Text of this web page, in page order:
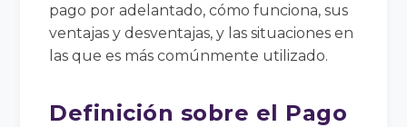
pago por adelantado, cómo funciona, sus
ventajas y desventajas, y las situaciones en
las que es más comúnmente utilizado.
Definición sobre el Pago